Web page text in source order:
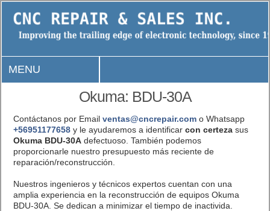
MENU
Okuma: BDU-30A
Contáctanos por Email ventas@cncrepair.como Whatsapp
+56951177658y le ayudaremos a identificar con certezasus
Okuma BDU-30Adefectuoso. También podemos
proporcionarle nuestro presupuesto más reciente de
reparación/reconstrucción.
Nuestros ingenieros y técnicos expertos cuentan con una
amplia experiencia en la reconstrucción de equipos Okuma
BDU-30A. Se dedican a minimizar el tiempo de inactivida.